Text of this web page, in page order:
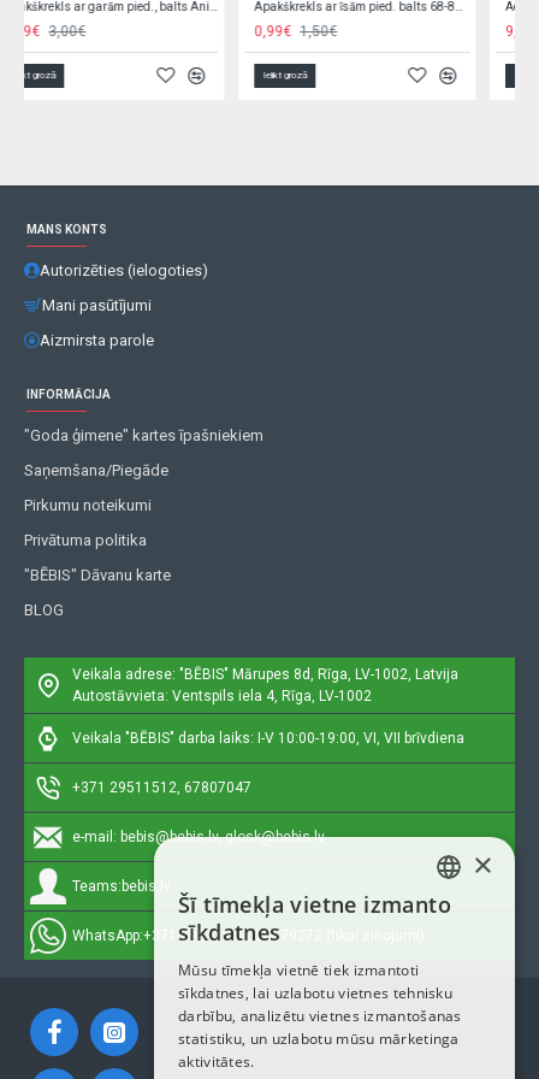
0,99€
Ielikt grozā
Adīta jaciņa JOMAR 74 cm (17420)
9,90€
Ielikt grozā
MANS KONTS
Autorizēties (ielogoties)
Mani pasūtījumi
Aizmirsta parole
INFORMĀCIJA
"Goda ģimene" kartes īpašniekiem
Saņemšana/Piegāde
Pirkumu noteikumi
Privātuma politika
"BĒBIS" Dāvanu karte
BLOG
Veikala adrese: "BĒBIS" Mārupes 8d, Rīga, LV-1002, Latvija
Autostāvvieta: Ventspils iela 4, Rīga, LV-1002
Veikala "BĒBIS" darba laiks: I-V 10:00-19:00, VI, VII brīvdiena
+371 29511512, 67807047
e-mail: bebis@bebis.lv, glosk@bebis.lv
Teams: bebis.lv
WhatsApp:+371 29511512, 20579272 (tikai ziņojumi)
LATVIAN
ENGLISH
×
Šī tīmekļa vietne izmanto
sīkdatnes
Mūsu tīmekļa vietnē tiek izmantoti
sīkdatnes, lai uzlabotu vietnes tehnisku
darbību, analizētu vietnes izmantošanas
statistiku, un uzlabotu mūsu mārketinga
aktivitātes.